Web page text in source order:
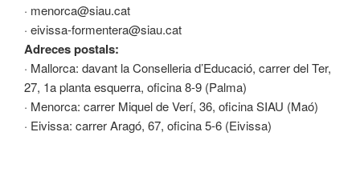
· menorca@siau.cat
· eivissa-formentera@siau.cat
Adreces postals:
· Mallorca: davant la Conselleria d’Educació, carrer del Ter,
27, 1a planta esquerra, oficina 8-9 (Palma)
· Menorca: carrer Miquel de Verí, 36, oficina SIAU (Maó)
· Eivissa: carrer Aragó, 67, oficina 5-6 (Eivissa)